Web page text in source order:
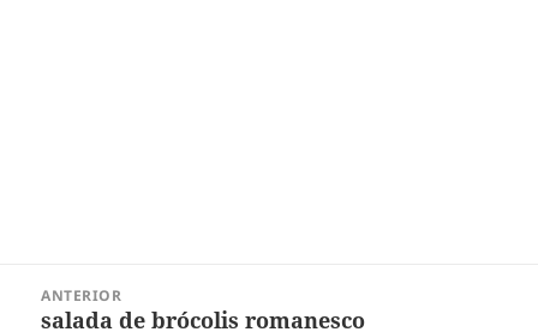
ANTERIOR
Post
salada de brócolis romanesco